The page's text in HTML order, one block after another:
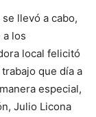
llevó a cabo,
los
local felicitó
que día a
especial,
Julio Licona